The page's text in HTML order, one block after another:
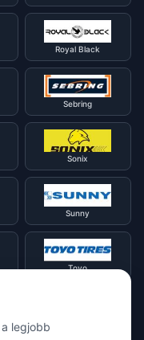
Royal Black
Sebring
Sonix
Sunny
Toyo
legjobb